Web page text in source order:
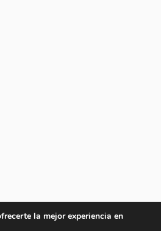
la mejor experiencia en